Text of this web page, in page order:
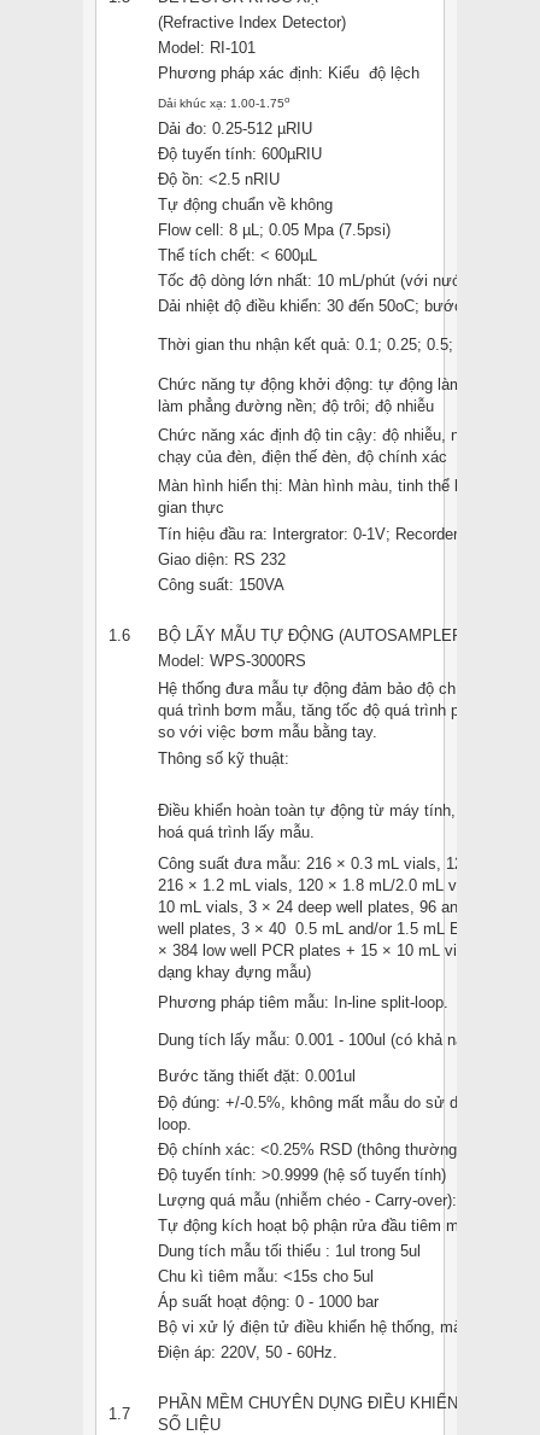
(Refractive Index Detector)
Model: RI-101
Phương pháp xác định: Kiểu độ lệch
Dải khúc xạ: 1.00-1.75o
Dải đo: 0.25-512 µRIU
Độ tuyến tính: 600µRIU
Độ ồn: <2.5 nRIU
Tự động chuẩn về không
Flow cell: 8 µL; 0.05 Mpa (7.5psi)
Thể tích chết: < 600µL
Tốc độ dòng lớn nhất: 10 mL/phút (với nước)
Dải nhiệt độ điều khiển: 30 đến 50oC; bước tăng 1oC
Thời gian thu nhận kết quả: 0.1; 0.25; 0.5; 1.0; 1.5;
Chức năng tự động khởi động: tự động làm sạch chu
làm phẳng đường nền; độ trôi; độ nhiễu
Chức năng xác định độ tin cậy: độ nhiễu, nhiệt độ, độ
chạy của đèn, điện thế đèn, độ chính xác
Màn hình hiển thị: Màn hình màu, tinh thể lỏng cho
gian thực
Tín hiệu đầu ra: Intergrator: 0-1V; Recorder: 0-10mV
Giao diện: RS 232
Công suất: 150VA
1.6
BỘ LẤY MẪU TỰ ĐỘNG (AUTOSAMPLER)
Model: WPS-3000RS
Hệ thống đưa mẫu tự động đảm bảo độ chính xác
quá trình bơm mẫu, tăng tốc độ quá trình phân tích
so với việc bơm mẫu bằng tay.
Thông số kỹ thuật:
Điều khiển hoàn toàn tự động từ máy tính, cho phép
hoá quá trình lấy mẫu.
Công suất đưa mẫu: 216 × 0.3 mL vials, 120 × 1.1
216 × 1.2 mL vials, 120 × 1.8 mL/2.0 mL vials, 66 ×
10 mL vials, 3 × 24 deep well plates, 96 and/or 384
well plates, 3 × 40 0.5 mL and/or 1.5 mL Eppendorf
× 384 low well PCR plates + 15 × 10 mL vials (tùy
dạng khay đựng mẫu)
Phương pháp tiêm mẫu: In-line split-loop.
Dung tích lấy mẫu: 0.001 - 100ul (có khả năng nâng
Bước tăng thiết đặt: 0.001ul
Độ đúng: +/-0.5%, không mất mẫu do sử dụng
loop.
Độ chính xác: <0.25% RSD (thông thường <0.15%
Độ tuyến tính: >0.9999 (hệ số tuyến tính)
Lượng quá mẫu (nhiễm chéo - Carry-over): <0.004%
Tự động kích hoạt bộ phận rửa đầu tiêm mẫu
Dung tích mẫu tối thiểu : 1ul trong 5ul
Chu kì tiêm mẫu: <15s cho 5ul
Áp suất hoạt động: 0 - 1000 bar
Bộ vi xử lý điện tử điều khiển hệ thống, màn hình
Điện áp: 220V, 50 - 60Hz.
1.7
PHẦN MỀM CHUYÊN DỤNG ĐIỀU KHIỂN THU
SỐ LIỆU